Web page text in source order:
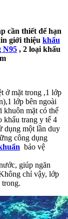
cần thiết để hạn
giới thiệu khẩu
N95 , 2 loại khẩu
ở mặt trong ,1 lớp
lớp bên ngoài
khuôn mặt có thể
khẩu trang y tế 4
dụng một lần duy
công dụng
bảo vệ
giúp ngăn
chỉ vậy, lớp
trong.